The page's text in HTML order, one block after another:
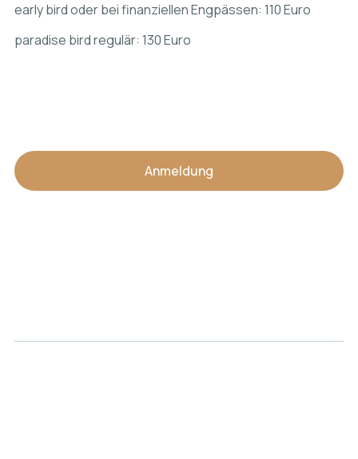
early bird oder bei finanziellen Engpässen: 110 Euro
paradise bird regulär: 130 Euro
Anmeldung